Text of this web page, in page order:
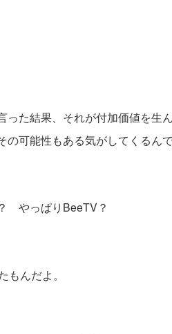
た結果、それが付加価値を生
可能性もある気がしてくるんで
やっぱりBeeTV？
んだよ。